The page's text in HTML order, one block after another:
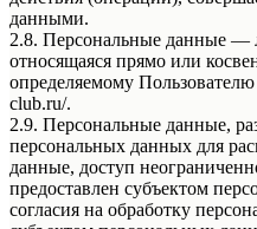
данными.
2.8. Персональные данные —
относящаяся прямо или
определяемому
club.ru/.
2.9. Персональные данные,
персональных данных для
данные, доступ
предоставлен субъектом
согласия на обработку